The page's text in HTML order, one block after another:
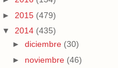
► 2015 (479)
▼ 2014 (435)
► diciembre (30)
► noviembre (46)